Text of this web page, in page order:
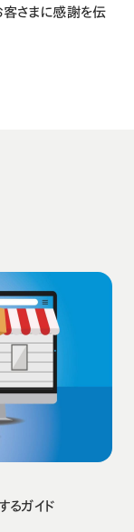
さまに感謝を伝
るガイド